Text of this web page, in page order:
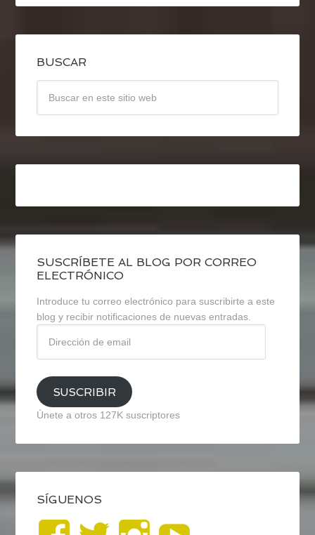
BUSCAR
SUSCRÍBETE AL BLOG POR CORREO
ELECTRÓNICO
Introduce tu correo electrónico para suscribirte a este
blog y recibir notificaciones de nuevas entradas.
email
SUSCRIBIR
Únete a otros 127K suscriptores
SÍGUENOS